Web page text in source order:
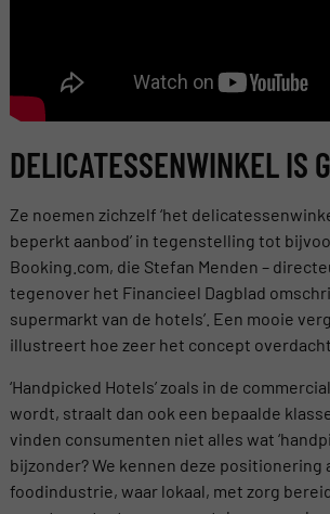
DELICATESSENWINKEL IS
Ze noemen zichzelf ‘het
beperkt aanbod’ in tegenstelling tot
Booking.com, die Stefan Menden –
tegenover het Financieel Dagblad
supermarkt van de hotels’. Een mooie
illustreert hoe zeer het concept overdacht
‘Handpicked Hotels’ zoals in de
wordt, straalt dan ook een bepaalde
vinden consumenten niet alles wat
bijzonder? We kennen deze positionering
foodindustrie, waar lokaal, met zorg